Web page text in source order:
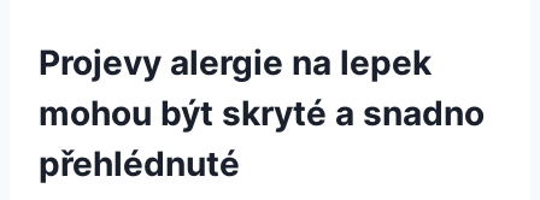
Projevy alergie na lepek
mohou být skryté a snadno
přehlédnuté